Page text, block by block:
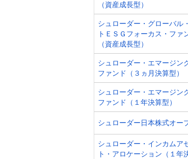
（資産成長型）
シュローダー・グローバル
トＥＳＧフォーカス・ファ
（資産成長型）
シュローダー・エマージン
ファンド（３ヵ月決算型）
シュローダー・エマージン
ファンド（１年決算型）
シュローダー日本株式オー
シュローダー・インカムア
ト・アロケーション（１年